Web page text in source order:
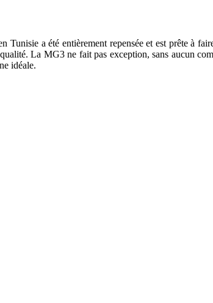
a été entièrement repensée et est prête à
La MG3 ne fait pas exception, sans aucun
idéale.